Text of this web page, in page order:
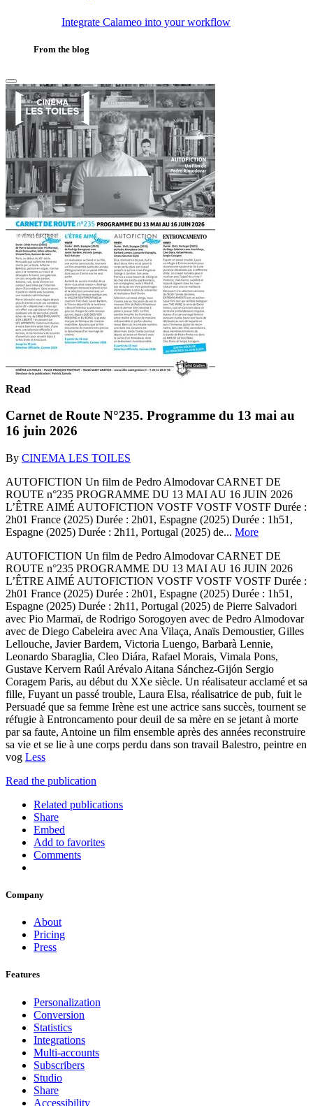
Integrate Calameo into your workflow
From the blog
Read
Carnet de Route N°235. Programme du 13 mai au
16 juin 2026
By CINEMA LES TOILES
AUTOFICTION Un film de Pedro Almodovar CARNET DE
ROUTE n°235 PROGRAMME DU 13 MAI AU 16 JUIN 2026
L’ÊTRE AIMÉ AUTOFICTION VOSTF VOSTF VOSTF Durée :
2h01 France (2025) Durée : 2h01, Espagne (2025) Durée : 1h51,
Espagne (2025) Durée : 2h11, Portugal (2025) de... More
AUTOFICTION Un film de Pedro Almodovar CARNET DE
ROUTE n°235 PROGRAMME DU 13 MAI AU 16 JUIN 2026
L’ÊTRE AIMÉ AUTOFICTION VOSTF VOSTF VOSTF Durée :
2h01 France (2025) Durée : 2h01, Espagne (2025) Durée : 1h51,
Espagne (2025) Durée : 2h11, Portugal (2025) de Pierre Salvadori
avec Pio Marmaï, de Rodrigo Sorogoyen avec de Pedro Almodovar
avec de Diego Cabeleira avec Ana Vilaça, Anaïs Demoustier, Gilles
Lellouche, Javier Bardem, Victoria Luengo, Barbarà Lennie,
Leonardo Sbaraglia, Cleo Diára, Rafael Morais, Vimala Pons,
Gustave Kervern Raúl Arévalo Aitana Sánchez-Gijón Sergio
Coragem Paris, au début du XXe siècle. Un réalisateur acclamé et sa
fille, Fuyant un passé trouble, Laura Elsa, réalisatrice de pub, fuit le
Persuadé que sa femme Irène est une actrice sans succès, tournent se
réfugie à Entroncamento pour deuil de sa mère en se jetant à morte
par sa faute, Antoine un film ensemble après des années reconstruire
sa vie et se lie à une corps perdu dans son travail Balestro, peintre en
vog Less
Read the publication
Related publications
Share
Embed
Add to favorites
Comments
Company
About
Pricing
Press
Features
Personalization
Conversion
Statistics
Integrations
Multi-accounts
Subscribers
Studio
Share
Accessibility